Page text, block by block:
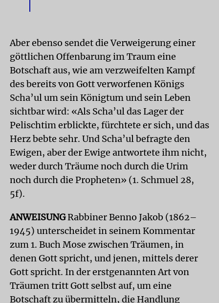
Aber ebenso sendet die Verweigerung einer
göttlichen Offenbarung im Traum eine
Botschaft aus, wie am verzweifelten Kampf
des bereits von Gott verworfenen Königs
Scha’ul um sein Königtum und sein Leben
sichtbar wird: «Als Scha’ul das Lager der
Pelischtim erblickte, fürchtete er sich, und das
Herz bebte sehr. Und Scha’ul befragte den
Ewigen, aber der Ewige antwortete ihm nicht,
weder durch Träume noch durch die Urim
noch durch die Propheten» (1. Schmuel 28,
5f).
ANWEISUNGRabbiner Benno Jakob (1862–
1945) unterscheidet in seinem Kommentar
zum 1. Buch Mose zwischen Träumen, in
denen Gott spricht, und jenen, mittels derer
Gott spricht. In der erstgenannten Art von
Träumen tritt Gott selbst auf, um eine
Botschaft zu übermitteln, die Handlung